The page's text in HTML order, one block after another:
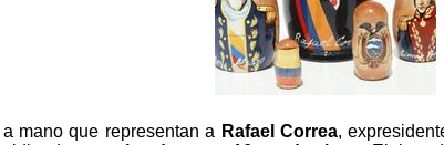
mano que representan a Rafael Correa,